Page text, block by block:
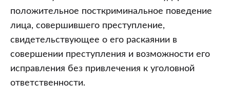
положительное посткриминальное поведение
лица, совершившего преступление,
свидетельствующее о его раскаянии в
совершении преступления и возможности его
исправления без привлечения к уголовной
ответственности.